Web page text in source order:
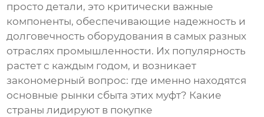
просто детали, это критически важные
компоненты, обеспечивающие надежность и
долговечность оборудования в самых разных
отраслях промышленности. Их популярность
растет с каждым годом, и возникает
закономерный вопрос: где именно находятся
основные рынки сбыта этих муфт? Какие
страны лидируют в покупке